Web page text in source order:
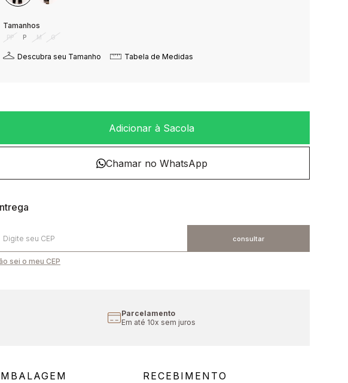
PP P M G
Descubra seu Tamanho Tabela de Medidas
Adicionar à Sacola
sei o meu CEP
Parcelamento
Em até 10x sem juros
RECEBIMENTO